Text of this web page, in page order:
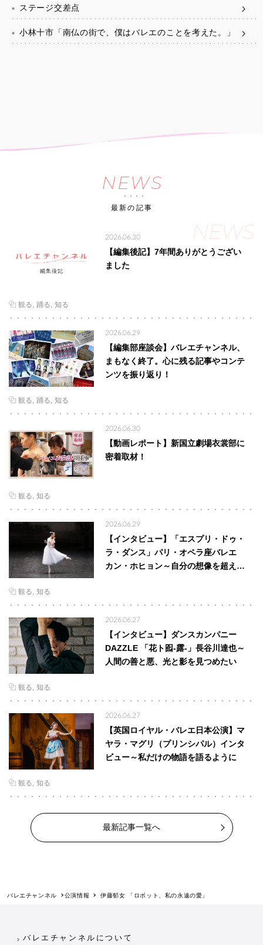
ステージ交差点
小林十市「南仏の街で、僕はバレエのことを考えた。」
NEWS
最新の記事
NEWS
2026.06.30
【編集後記】7年間ありがとうござい
ました
観る 踊る 知る
2026.06.29
【編集部座談会】バレエチャンネル、
まもなく終了。心に残る記事やコンテ
ンツを振り返り！
観る 踊る 知る
2026.06.30
【動画レポート】新国立劇場衣裳部に
密着取材！
観る 知る
2026.06.29
【インタビュー】「エスプリ・ドゥ・
ラ・ダンス」パリ・オペラ座バレエ
カン・ホヒョン～自分の想像を超え…
観る 知る
2026.06.27
【インタビュー】ダンスカンパニー
DAZZLE 「花ト囮-露-」長谷川達也～
人間の善と悪、光と影を見つめたい
観る 知る
2026.06.27
【英国ロイヤル・バレエ日本公演】マ
ヤラ・マグリ（プリンシパル）インタ
ビュー～私だけの物語を語るように
観る 知る
最新記事一覧へ
バレエチャンネル 公演情報 伊藤郁女 「ロボット、私の永遠の愛」
バレエチャンネルについて